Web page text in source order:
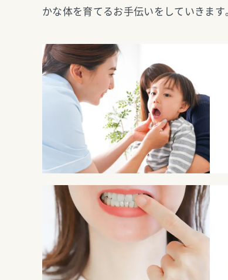
かな体を育てるお手伝いをしていきます